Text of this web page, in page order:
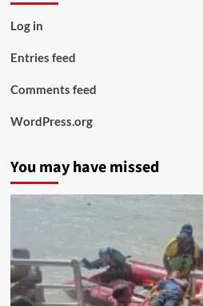
Log in
Entries feed
Comments feed
WordPress.org
You may have missed